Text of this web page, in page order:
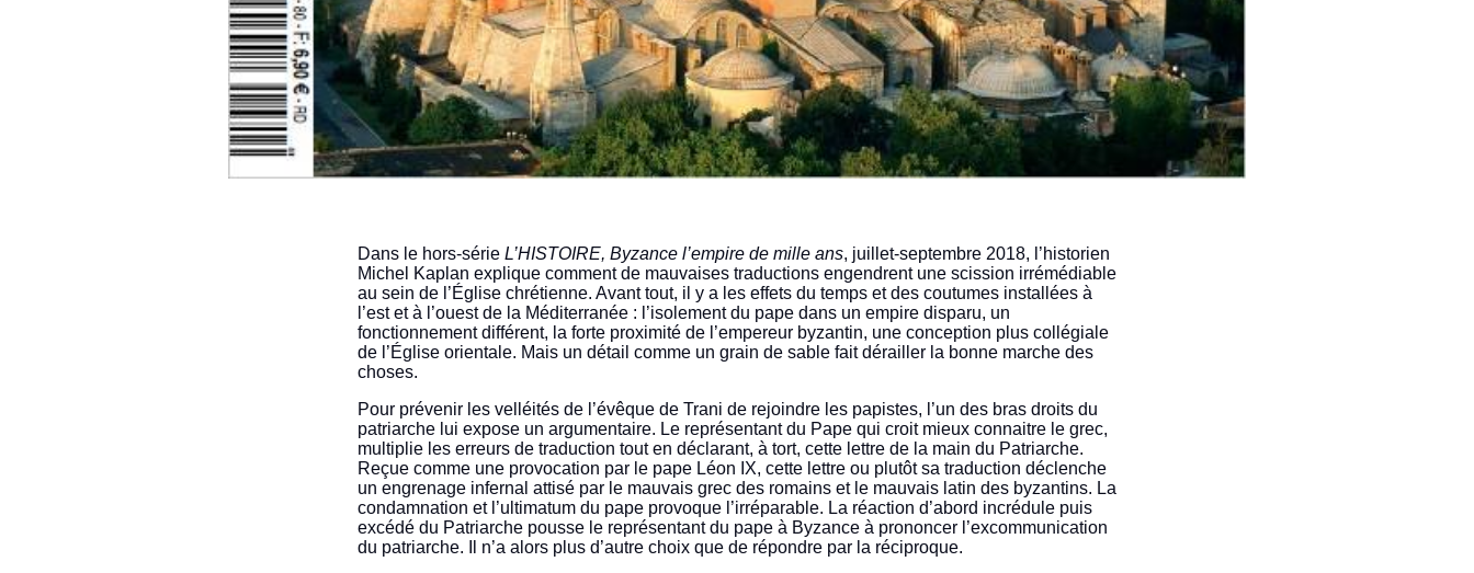
Dans le hors-série L’HISTOIRE, Byzance l’empire de mille ans, juillet-septembre 2018, l’historien
Michel Kaplan explique comment de mauvaises traductions engendrent une scission irrémédiable
au sein de l’Église chrétienne. Avant tout, il y a les effets du temps et des coutumes installées à
l’est et à l’ouest de la Méditerranée : l’isolement du pape dans un empire disparu, un
fonctionnement différent, la forte proximité de l’empereur byzantin, une conception plus collégiale
de l’Église orientale. Mais un détail comme un grain de sable fait dérailler la bonne marche des
choses.
Pour prévenir les velléités de l’évêque de Trani de rejoindre les papistes, l’un des bras droits du
patriarche lui expose un argumentaire. Le représentant du Pape qui croit mieux connaitre le grec,
multiplie les erreurs de traduction tout en déclarant, à tort, cette lettre de la main du Patriarche.
Reçue comme une provocation par le pape Léon IX, cette lettre ou plutôt sa traduction déclenche
un engrenage infernal attisé par le mauvais grec des romains et le mauvais latin des byzantins. La
condamnation et l’ultimatum du pape provoque l’irréparable. La réaction d’abord incrédule puis
excédé du Patriarche pousse le représentant du pape à Byzance à prononcer l’excommunication
du patriarche. Il n’a alors plus d’autre choix que de répondre par la réciproque.